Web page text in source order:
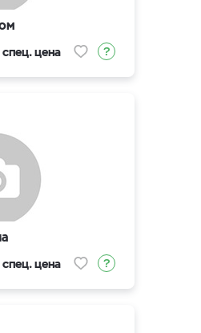
спец. цена
спец. цена